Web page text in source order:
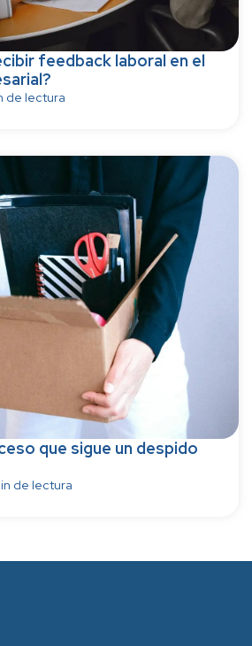
feedback laboral en el
de lectura
que sigue un despido
de lectura